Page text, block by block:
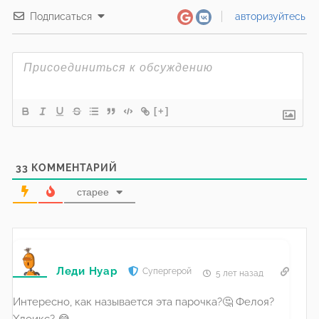
Подписаться авторизуйтесь
[+]
33 КОММЕНТАРИЙ
старее
Леди Нуар Супергерой 5 лет назад
Интересно, как называется эта парочка?🤔 Фелоя?